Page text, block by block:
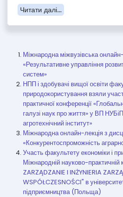
Читати далі...
Міжнародна міжвузівська
«Результативне управління
систем»
НПП і здобувачі вищої освіти
природокористування взяли
практичної конференції
галузі наук про життя» у ВП
агротехнічний інститут»
Міжнародна онлайн-лекція з
«Конкурентоспроможність
Участь факультету економіки і
Міжнародній науково-практичній
ZARZĄDZANIE I INŻYNIERIA
WSPÓŁCZESNOŚCI" в
підприємництва (Польща)